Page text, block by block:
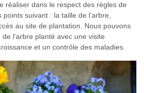
réaliser dans le respect des règles de
points suivant : la taille de l'arbre,
au site de plantation. Nous pouvons
l’arbre planté avec une visite
et un contrôle des maladies.